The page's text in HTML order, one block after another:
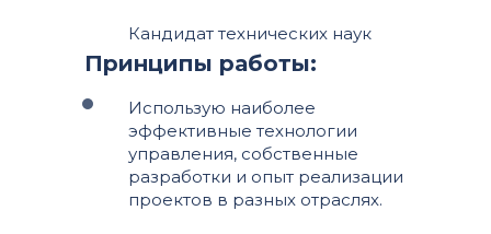
Кандидат технических наук
Принципы работы:
Использую наиболее
эффективные технологии
управления, собственные
разработки и опыт реализации
проектов в разных отраслях.